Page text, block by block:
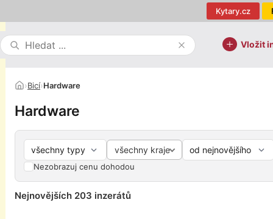
Kytary.cz
Vložit
›Bicí›Hardware
Hardware
všechny kraje
Nezobrazuj cenu dohodou
Nejnovějších 203 inzerátů